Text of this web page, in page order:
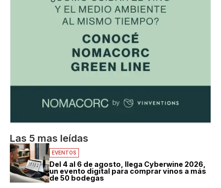
Las 5 mas leídas
EVENTOS
Del 4 al 6 de agosto, llega Cyberwine 2026,
un evento digital para comprar vinos a más
de 50 bodegas